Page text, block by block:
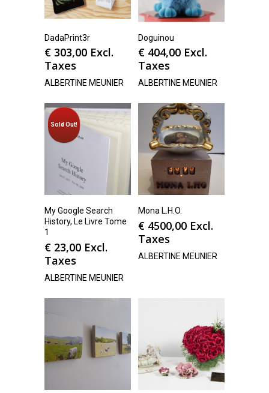
DadaPrint3r
€ 303,00 Excl.
Taxes
ALBERTINE MEUNIER
Doguinou
€ 404,00 Excl.
Taxes
ALBERTINE MEUNIER
Sold Out!
My Google Search
History, Le Livre Tome
1
€ 23,00 Excl.
Taxes
ALBERTINE MEUNIER
Mona L.H.O.
€ 4500,00 Excl.
Taxes
ALBERTINE MEUNIER